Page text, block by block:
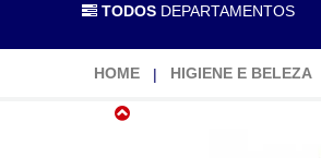
TODOS DEPARTAMENTOS
HOME HIGIENE E BELEZA
Desodorante